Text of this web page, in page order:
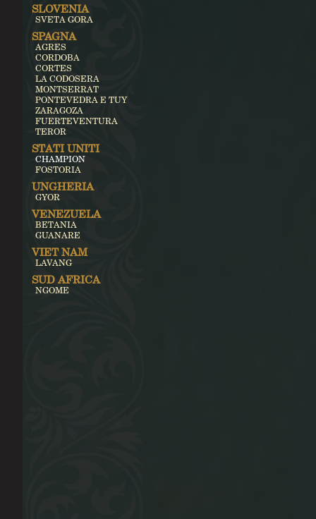
SLOVENIA
SVETA GORA
SPAGNA
AGRES
CORDOBA
CORTES
LA CODOSERA
MONTSERRAT
PONTEVEDRA E TUY
ZARAGOZA
FUERTEVENTURA
TEROR
STATI UNITI
CHAMPION
FOSTORIA
UNGHERIA
GYOR
VENEZUELA
BETANIA
GUANARE
VIET NAM
LAVANG
SUD AFRICA
NGOME